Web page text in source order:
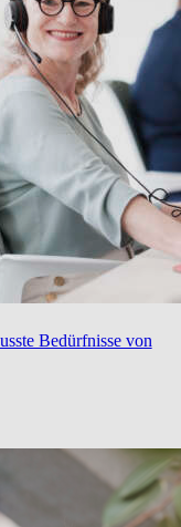
Bedürfnisse von